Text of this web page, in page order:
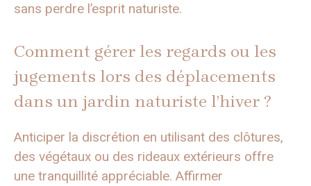
sans perdre l’esprit naturiste.
Comment gérer les regards ou les
jugements lors des déplacements
dans un jardin naturiste l’hiver ?
Anticiper la discrétion en utilisant des clôtures,
des végétaux ou des rideaux extérieurs offre
une tranquillité appréciable. Affirmer